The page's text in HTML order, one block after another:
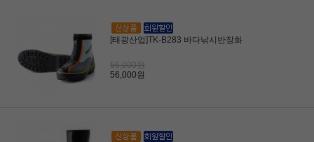
[태광산업]TK-B283 바다낚시반장화
56,000원
56,000원